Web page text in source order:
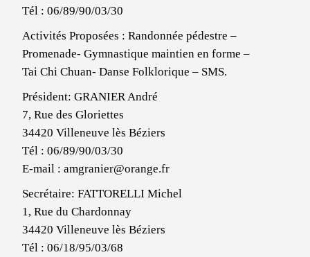
Tél : 06/89/90/03/30
Activités Proposées : Randonnée pédestre –
Promenade- Gymnastique maintien en forme –
Tai Chi Chuan- Danse Folklorique – SMS.
Président: GRANIER André
7, Rue des Gloriettes
34420 Villeneuve lès Béziers
Tél : 06/89/90/03/30
E-mail : amgranier@orange.fr
Secrétaire: FATTORELLI Michel
1, Rue du Chardonnay
34420 Villeneuve lès Béziers
Tél : 06/18/95/03/68